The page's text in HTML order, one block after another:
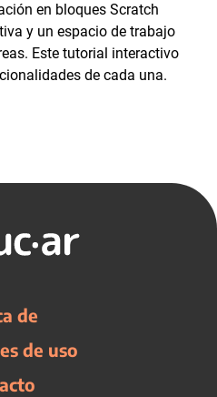
en bloques Scratch
y un espacio de trabajo
Este tutorial interactivo
de cada una.
de
de uso